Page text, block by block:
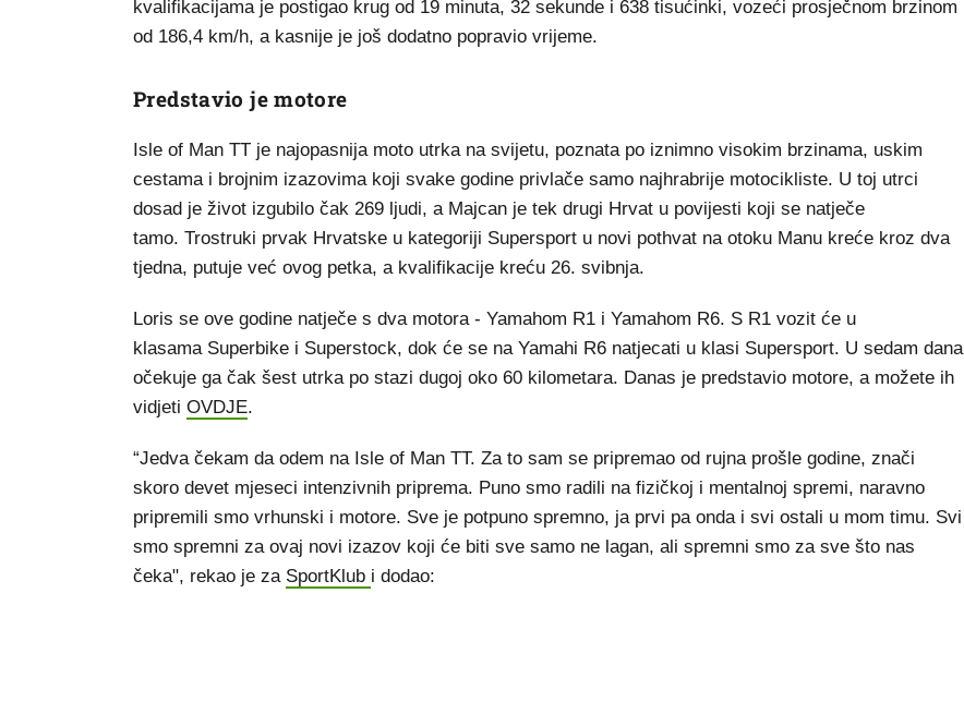
kvalifikacijama je postigao krug od 19 minuta, 32 sekunde i 638 tisućinki, vozeći prosječnom brzinom
od 186,4 km/h, a kasnije je još dodatno popravio vrijeme.
Predstavio je motore
Isle of Man TT je najopasnija moto utrka na svijetu, poznata po iznimno visokim brzinama, uskim
cestama i brojnim izazovima koji svake godine privlače samo najhrabrije motocikliste. U toj utrci
dosad je život izgubilo čak 269 ljudi, a Majcan je tek drugi Hrvat u povijesti koji se natječe
tamo. Trostruki prvak Hrvatske u kategoriji Supersport u novi pothvat na otoku Manu kreće kroz dva
tjedna, putuje već ovog petka, a kvalifikacije kreću 26. svibnja.
Loris se ove godine natječe s dva motora - Yamahom R1 i Yamahom R6. S R1 vozit će u
klasama Superbike i Superstock, dok će se na Yamahi R6 natjecati u klasi Supersport. U sedam dana
očekuje ga čak šest utrka po stazi dugoj oko 60 kilometara. Danas je predstavio motore, a možete ih
vidjeti OVDJE.
“Jedva čekam da odem na Isle of Man TT. Za to sam se pripremao od rujna prošle godine, znači
skoro devet mjeseci intenzivnih priprema. Puno smo radili na fizičkoj i mentalnoj spremi, naravno
pripremili smo vrhunski i motore. Sve je potpuno spremno, ja prvi pa onda i svi ostali u mom timu. Svi
smo spremni za ovaj novi izazov koji će biti sve samo ne lagan, ali spremni smo za sve što nas
čeka", rekao je za SportKlub i dodao: